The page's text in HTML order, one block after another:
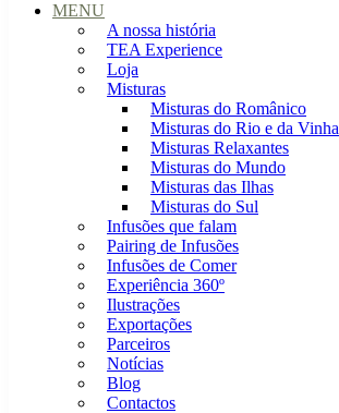
MENU
A nossa história
TEA Experience
Loja
Misturas
Misturas do Românico
Misturas do Rio e da Vinha
Misturas Relaxantes
Misturas do Mundo
Misturas das Ilhas
Misturas do Sul
Infusões que falam
Pairing de Infusões
Infusões de Comer
Experiência 360º
Ilustrações
Exportações
Parceiros
Notícias
Blog
Contactos